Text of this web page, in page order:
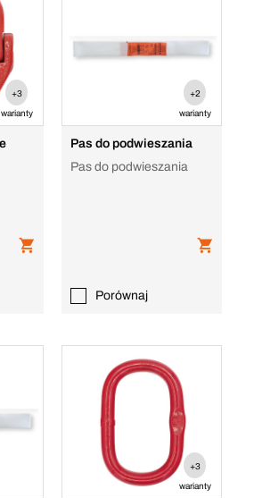
+3
warianty
+2
warianty
Pas do podwieszania
Pas do podwieszania
Porównaj
+3
warianty